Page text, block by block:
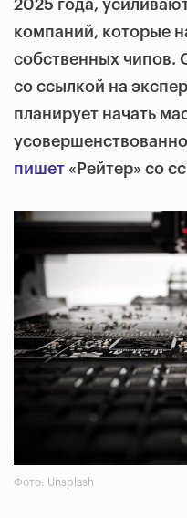
2025 года,
компаний, которые
собственных чипов.
со ссылкой на
планирует начать
пишет «Рейтер» со
Фото: Unsplash